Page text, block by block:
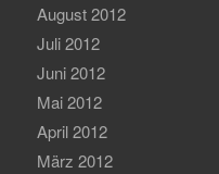
August 2012
Juli 2012
Juni 2012
Mai 2012
April 2012
März 2012